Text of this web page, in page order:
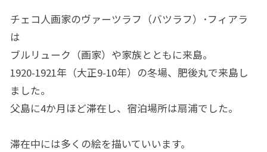
チェコ人画家のヴァーツラフ（バツラフ）･フィアラ
は
ブルリューク（画家）や家族とともに来島。
1920-1921年（大正9-10年）の冬場、肥後丸で来島し
ました。
父島に4か月ほど滞在し、宿泊場所は扇浦でした。
滞在中には多くの絵を描いていいます。